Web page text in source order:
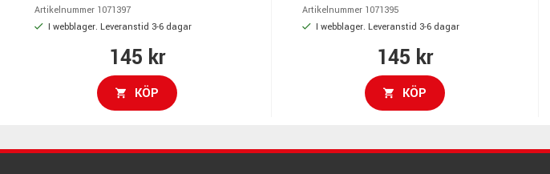
Artikelnummer 1071397
I webblager. Leveranstid 3-6 dagar
145 kr
KÖP
Artikelnummer 1071395
I webblager. Leveranstid 3-6 dagar
145 kr
KÖP